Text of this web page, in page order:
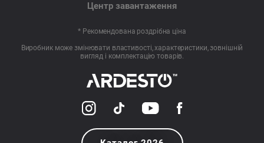
Центр завантаження
* Рекомендована роздрібна ціна
Виробник може змінювати властивості, характеристики, зовнішній
вигляд і комплектацію товарів.